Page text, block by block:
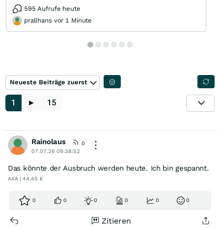
595 Aufrufe heute
prallhans vor 1 Minute
Neueste Beiträge zuerst
1 ► 15
Rainolaus
0
07.07.26 09:38:52
Das könnte der Ausbruch werden heute. Ich bin gespannt.
AXA | 44,45 €
0 0 0 0 0 0
Zitieren